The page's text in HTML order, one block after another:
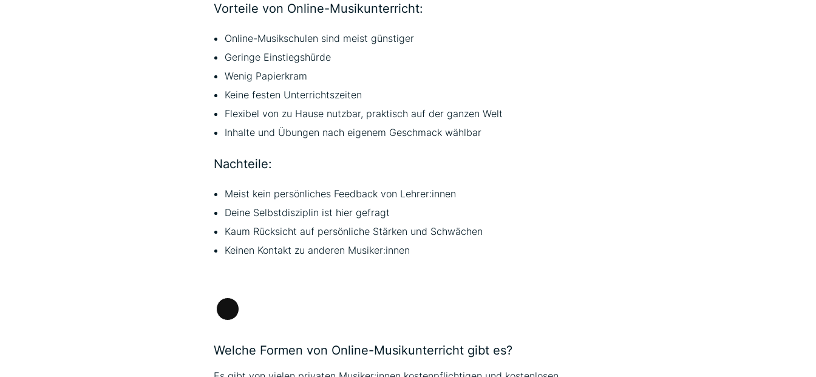
Vorteile von Online-Musikunterricht:
Online-Musikschulen sind meist günstiger
Geringe Einstiegshürde
Wenig Papierkram
Keine festen Unterrichtszeiten
Flexibel von zu Hause nutzbar, praktisch auf der ganzen Welt
Inhalte und Übungen nach eigenem Geschmack wählbar
Nachteile:
Meist kein persönliches Feedback von Lehrer:innen
Deine Selbstdisziplin ist hier gefragt
Kaum Rücksicht auf persönliche Stärken und Schwächen
Keinen Kontakt zu anderen Musiker:innen
Lange
Welche Formen von Online-Musikunterricht gibt es?